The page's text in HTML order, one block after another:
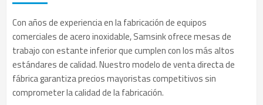
Con años de experiencia en la fabricación de equipos
comerciales de acero inoxidable, Samsink ofrece mesas de
trabajo con estante inferior que cumplen con los más altos
estándares de calidad. Nuestro modelo de venta directa de
fábrica garantiza precios mayoristas competitivos sin
comprometer la calidad de la fabricación.